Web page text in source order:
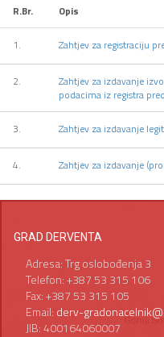
R.Br. Opis
1. Zahtjev za registraciju
2.
Zahtjev za izdavanje
podacima iz registra
3. Zahtjev za izdavanje
4. Zahtjev za izdavanje
GRAD DERVENTA
Adresa: Trg oslobođenja 3
Telefon: +387 53 315 106
Fax: +387 53 315 105
Email: derv-
JIB: 400164060007